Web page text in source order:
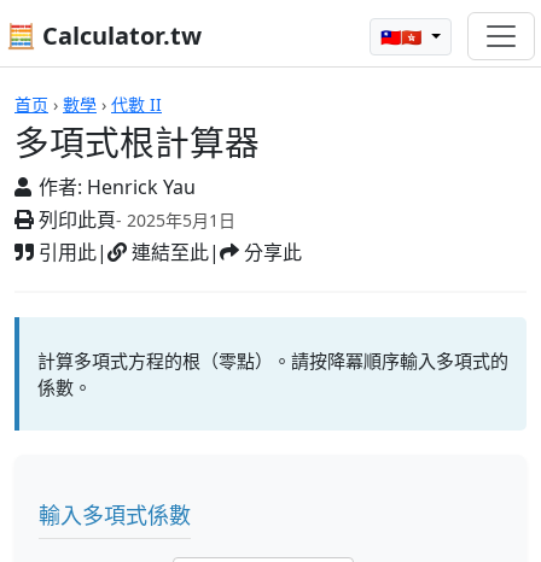
🧮 Calculator.tw 🇹🇼🇭🇰
首页 › 數學 › 代數 II
多項式根計算器
作者: Henrick Yau
列印此頁- 2025年5月1日
引用此| 連結至此| 分享此
計算機
計算多項式方程的根（零點）。請按降冪順序輸入多項式的
係數。
輸入多項式係數